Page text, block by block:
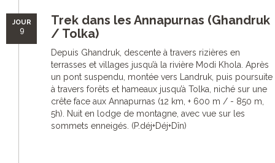
JOUR
9
Trek dans les Annapurnas (Ghandruk
/ Tolka)
Depuis Ghandruk, descente à travers rizières en
terrasses et villages jusqu’à la rivière Modi Khola. Après
un pont suspendu, montée vers Landruk, puis poursuite
à travers forêts et hameaux jusqu’à Tolka, niché sur une
crête face aux Annapurnas (12 km, + 600 m / - 850 m,
5h). Nuit en lodge de montagne, avec vue sur les
sommets enneigés. (P.déj+Déj+Dîn)